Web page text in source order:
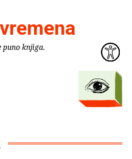
puno knjiga.